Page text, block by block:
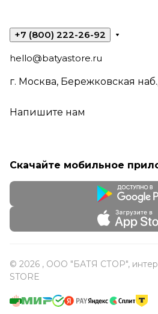
+7 (800) 222-26-92
hello@batyastore.ru
г. Москва, Бережковская
Напишите нам
Скачайте мобильное
© 2026 , ООО "БАТЯ СТОР",
STORE